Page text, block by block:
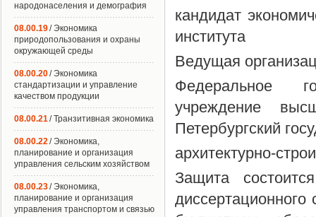
кандидат
института
Ведущая
Федеральное
учреждение
Петербургский
архитектурно-
Защита
народонаселения и демография
08.00.19/ Экономика
природопользования и охраны
окружающей среды
08.00.20/ Экономика
стандартизации и управление
качеством продукции
08.00.21/ Транзитивная экономика
08.00.22/ Экономика,
планирование и организация
управления сельским хозяйством
08.00.23/ Экономика,
планирование и организация
управления транспортом и связью